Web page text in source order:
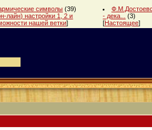
символы (39)
лайн) настройки 1, 2 и
нашей ветки]
- дека...
(3)
[Настоящее]